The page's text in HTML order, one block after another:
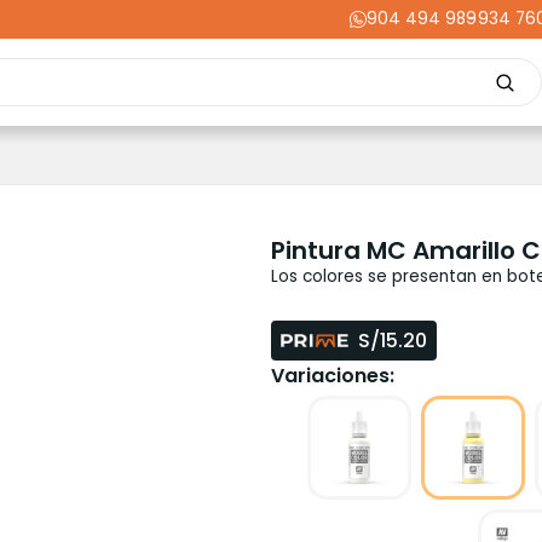
904 494 989
-934
Energía Dental Industria Liquidaciones
Pintura MC Amarillo
Los colores se presentan en
S/15.20
Variaciones: